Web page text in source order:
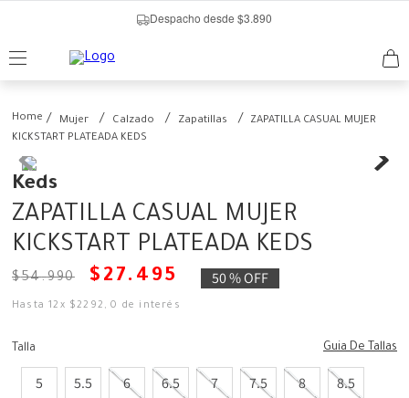
Despacho desde $3.890
Mujer Calzado Zapatillas
ZAPATILLA CASUAL MUJER
KICKSTART PLATEADA KEDS
Keds
ZAPATILLA CASUAL MUJER
KICKSTART PLATEADA KEDS
$54.990 $ 27. 495 50 %OFF
Hasta12 x $2292 ,0 de interés
Talla Guia De Tallas
5 5.5 6 6.5 7 7.5 8 8.5